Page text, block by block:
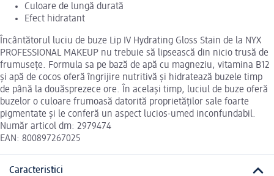
Culoare de lungă durată
Efect hidratant
Încântătorul luciu de buze Lip IV Hydrating Gloss Stain de la NYX
PROFESSIONAL MAKEUP nu trebuie să lipsească din nicio trusă de
frumusețe. Formula sa pe bază de apă cu magneziu, vitamina B12
și apă de cocos oferă îngrijire nutritivă și hidratează buzele timp
de până la douăsprezece ore. În același timp, luciul de buze oferă
buzelor o culoare frumoasă datorită proprietăților sale foarte
pigmentate și le conferă un aspect lucios-umed inconfundabil.
Număr articol dm: 2979474
EAN: 800897267025
Caracteristici